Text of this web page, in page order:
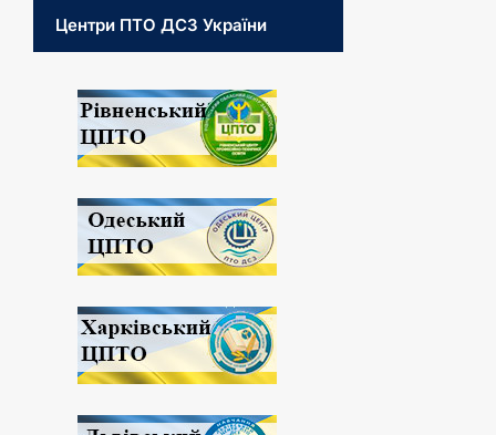
Центри ПТО ДСЗ України